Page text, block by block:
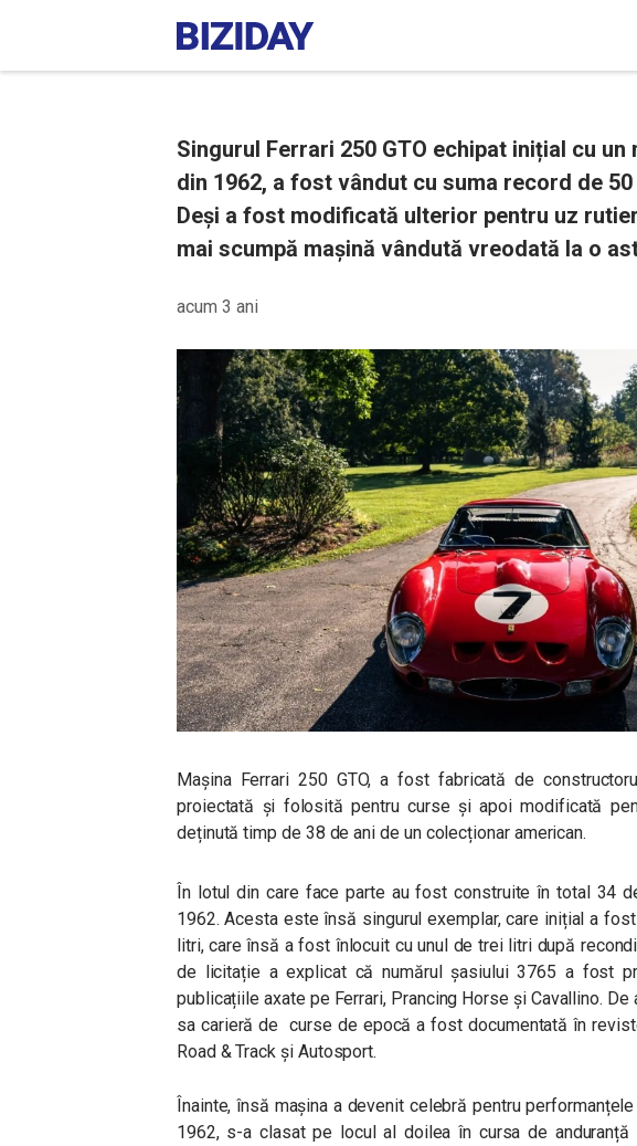
Singurul Ferrari 250 GTO echipat inițial cu
din 1962, a fost vândut cu suma record de
Deși a fost modificată ulterior pentru uz
mai scumpă mașină vândută vreodată la o
acum 3 ani
Mașina Ferrari 250 GTO, a fost fabricată de
proiectată și folosită pentru curse și apoi modificată
deținută timp de 38 de ani de un colecționar american.
În lotul din care face parte au fost construite în total 34
1962. Acesta este însă singurul exemplar, care inițial a
litri, care însă a fost înlocuit cu unul de trei litri după
de licitație a explicat că numărul șasiului 3765 a fost
publicațiile axate pe Ferrari, Prancing Horse și Cavallino.
sa carieră de curse de epocă a fost documentată în
Road & Track și Autosport.
Înainte, însă mașina a devenit celebră pentru
1962, s-a clasat pe locul al doilea în cursa de